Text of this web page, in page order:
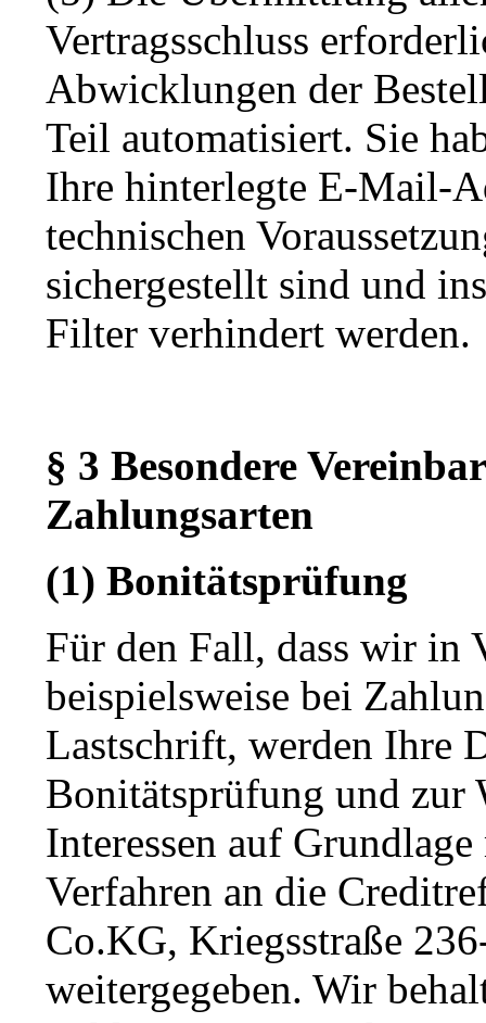
Vertragsschluss
Abwicklungen der
Teil automatisiert. Sie
Ihre hinterlegte E-Mail-
technischen
sichergestellt sind und
Filter verhindert werden.
§ 3 Besondere
Zahlungsarten
(1) Bonitätsprüfung
Für den Fall, dass wir in
beispielsweise bei
Lastschrift, werden Ihre
Bonitätsprüfung und zur
Interessen auf
Verfahren an die
Co.KG, Kriegsstraße
weitergegeben. Wir